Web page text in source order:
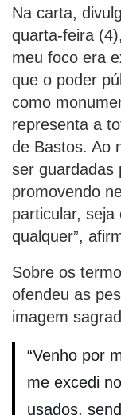
Na carta,
quarta-feira
meu foco era
que o poder
como
representa a
de Bastos. Ao
ser guardadas
promovendo
particular, seja
qualquer”,
Sobre os
ofendeu as
imagem
“Venho por
me excedi
usados,